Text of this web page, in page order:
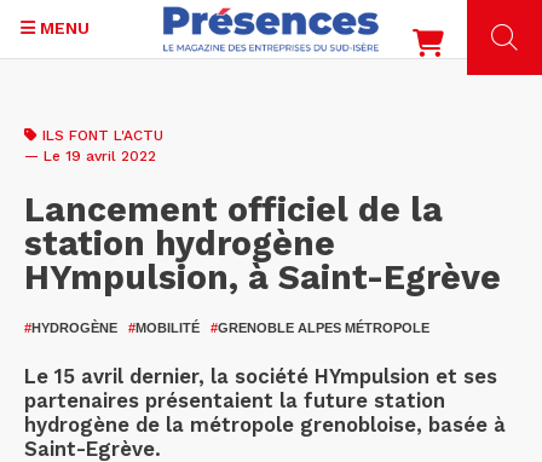
contenu
MENU
ILS FONT L'ACTU
— Le 19 avril 2022
Lancement officiel de la
station hydrogène
HYmpulsion, à Saint-Egrève
#HYDROGÈNE #MOBILITÉ #GRENOBLE ALPES MÉTROPOLE
Le 15 avril dernier, la société HYmpulsion et ses
partenaires présentaient la future station
hydrogène de la métropole grenobloise, basée à
Saint-Egrève.